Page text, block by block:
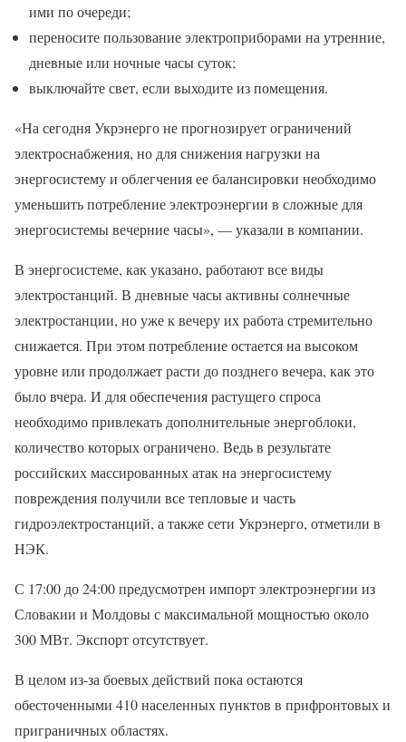
ими по очереди;
переносите пользование электроприборами на утренние,
дневные или ночные часы суток;
выключайте свет, если выходите из помещения.
«На сегодня Укрэнерго не прогнозирует ограничений
электроснабжения, но для снижения нагрузки на
энергосистему и облегчения ее балансировки необходимо
уменьшить потребление электроэнергии в сложные для
энергосистемы вечерние часы», — указали в компании.
В энергосистеме, как указано, работают все виды
электростанций. В дневные часы активны солнечные
электростанции, но уже к вечеру их работа стремительно
снижается. При этом потребление остается на высоком
уровне или продолжает расти до позднего вечера, как это
было вчера. И для обеспечения растущего спроса
необходимо привлекать дополнительные энергоблоки,
количество которых ограничено. Ведь в результате
российских массированных атак на энергосистему
повреждения получили все тепловые и часть
гидроэлектростанций, а также сети Укрэнерго, отметили в
НЭК.
С 17:00 до 24:00 предусмотрен импорт электроэнергии из
Словакии и Молдовы с максимальной мощностью около
300 МВт. Экспорт отсутствует.
В целом из-за боевых действий пока остаются
обесточенными 410 населенных пунктов в прифронтовых и
приграничных областях.